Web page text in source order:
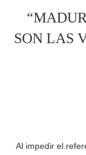
SON LAS
Al impedir el